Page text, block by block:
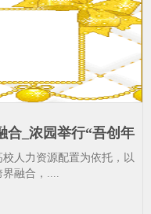
合_浓园举行“吾创年
-授牌-成都-现场
人力资源配置为依托，以
融合，....